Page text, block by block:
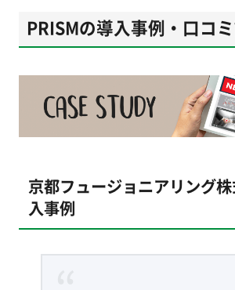
PRISMの導入事例・口コ
京都フュージョニアリング
入事例